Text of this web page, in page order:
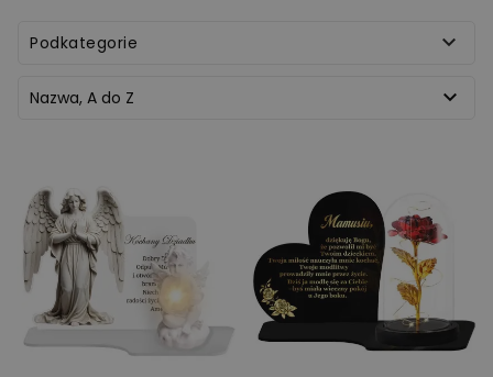
Nazwa, A do Z 
Podkategorie 